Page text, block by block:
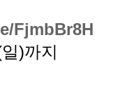
FjmbBr8H
)까지